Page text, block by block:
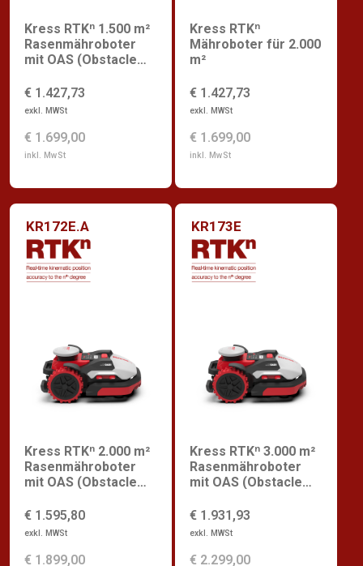
Kress RTKⁿ 1.500 m²
Rasenmähroboter
mit OAS (Obstacle
€ 1.427,73
exkl. MWSt
€ 1.699,00
inkl. MwSt
Kress RTKⁿ
Mähroboter für 2.000
m²
€ 1.427,73
exkl. MWSt
€ 1.699,00
inkl. MwSt
KR172E.A
Kress RTKⁿ 2.000 m²
Rasenmähroboter
mit OAS (Obstacle
€ 1.595,80
exkl. MWSt
€ 1.899,00
KR173E
Kress RTKⁿ 3.000 m²
Rasenmähroboter
mit OAS (Obstacle
€ 1.931,93
exkl. MWSt
€ 2.299,00